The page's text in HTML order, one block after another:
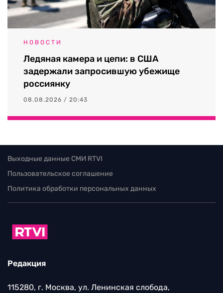
НОВОСТИ
Ледяная камера и цепи: в США
задержали запросившую убежище
россиянку
08.08.2026 / 20:43
Выходные данные СМИ RTVI
Пользовательское соглашение
Политика обработки персональных данных
Редакция
115280, г. Москва, ул. Ленинская слобода,